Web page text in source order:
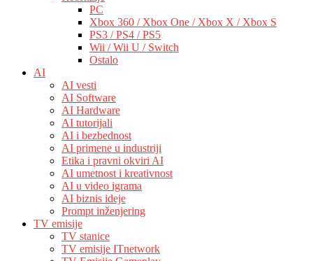
PC
Xbox 360 / Xbox One / Xbox X / Xbox S
PS3 / PS4 / PS5
Wii / Wii U / Switch
Ostalo
AI
AI vesti
AI Software
AI Hardware
AI tutorijali
AI i bezbednost
AI primene u industriji
Etika i pravni okviri AI
AI umetnost i kreativnost
AI u video igrama
AI biznis ideje
Prompt inženjering
TV emisije
TV stanice
TV emisije ITnetwork